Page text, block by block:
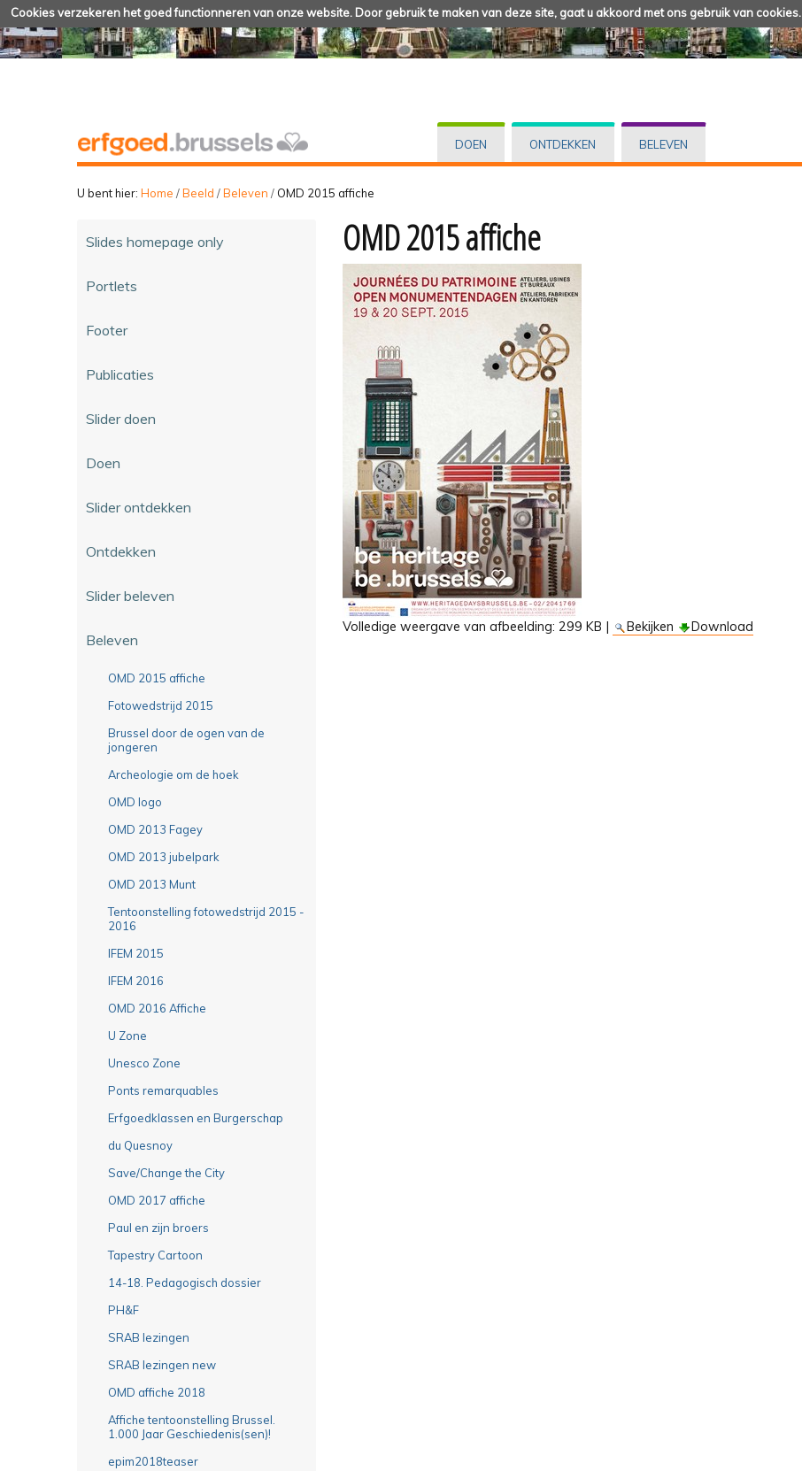
Cookies verzekeren het goed functionneren van onze website. Door gebruik te maken van deze site, gaat u akkoord met ons gebruik van cookies.
DOEN ONTDEKKEN BELEVEN
U bent hier: Home /Beeld /Beleven / OMD 2015 affiche
Slides homepage only
Portlets
Footer
Publicaties
Slider doen
Doen
Slider ontdekken
Ontdekken
Slider beleven
Beleven
OMD 2015 affiche
Fotowedstrijd 2015
Brussel door de ogen van de
jongeren
Archeologie om de hoek
OMD logo
OMD 2013 Fagey
OMD 2013 jubelpark
OMD 2013 Munt
Tentoonstelling fotowedstrijd 2015 -
2016
IFEM 2015
IFEM 2016
OMD 2016 Affiche
U Zone
Unesco Zone
Ponts remarquables
Erfgoedklassen en Burgerschap
du Quesnoy
Save/Change the City
OMD 2017 affiche
Paul en zijn broers
Tapestry Cartoon
14-18. Pedagogisch dossier
PH&F
SRAB lezingen
SRAB lezingen new
OMD affiche 2018
Affiche tentoonstelling Brussel.
1.000 Jaar Geschiedenis(sen)!
epim2018teaser
OMD 2015 affiche
Volledige weergave van afbeelding: 299 KB | Bekijken Download